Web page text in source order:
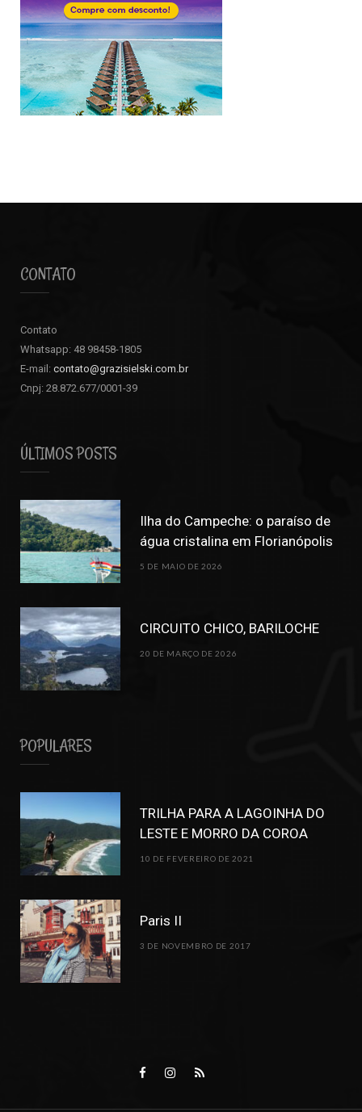
CONTATO
Contato
Whatsapp: 48 98458-1805
E-mail: contato@grazisielski.com.br
Cnpj: 28.872.677/0001-39
ÚLTIMOS POSTS
Ilha do Campeche: o paraíso de
água cristalina em Florianópolis
5 DE MAIO DE 2026
CIRCUITO CHICO, BARILOCHE
20 DE MARÇO DE 2026
POPULARES
TRILHA PARA A LAGOINHA DO
LESTE E MORRO DA COROA
10 DE FEVEREIRO DE 2021
Paris II
3 DE NOVEMBRO DE 2017